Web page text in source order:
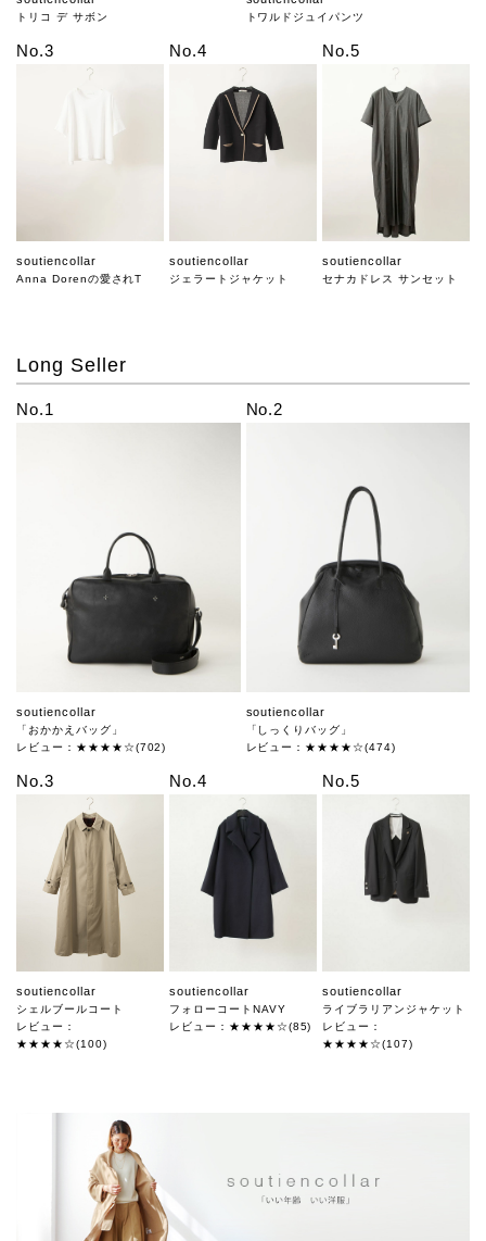
トリコ デ サボン トワルドジュイパンツ
No.3
soutiencollar
Anna Dorenの愛されT
No.4
soutiencollar
ジェラートジャケット
No.5
soutiencollar
セナカドレス サンセット
Long Seller
No.1
soutiencollar
「おかかえバッグ」
レビュー：★★★★☆(702)
No.2
soutiencollar
「しっくりバッグ」
レビュー：★★★★☆(474)
No.3
soutiencollar
シェルブールコート
レビュー：
★★★★☆(100)
No.4
soutiencollar
フォローコートNAVY
レビュー：★★★★☆(85)
No.5
soutiencollar
ライブラリアンジャケット
レビュー：
★★★★☆(107)